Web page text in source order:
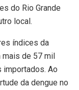
do Rio Grande
local.
índices da
mais de 57 mil
Ao
da dengue no